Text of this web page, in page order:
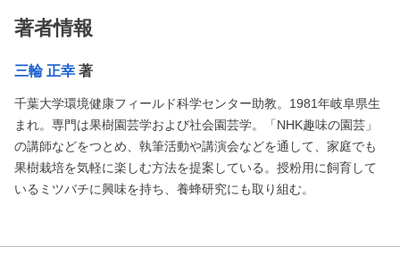
著者情報
三輪 正幸 著
千葉大学環境健康フィールド科学センター助教。1981年岐阜県生
まれ。専門は果樹園芸学および社会園芸学。「NHK趣味の園芸」
の講師などをつとめ、執筆活動や講演会などを通して、家庭でも
果樹栽培を気軽に楽しむ方法を提案している。授粉用に飼育して
いるミツバチに興味を持ち、養蜂研究にも取り組む。